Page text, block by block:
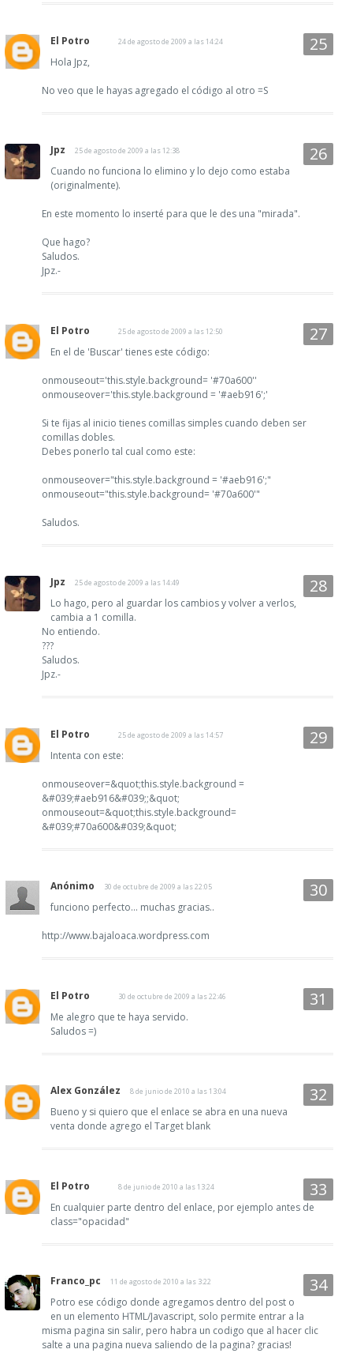
El Potro 24 de agosto de 2009 a las 14:24
Hola Jpz,
No veo que le hayas agregado el código al otro =S
Jpz 25 de agosto de 2009 a las 12:38
Cuando no funciona lo elimino y lo dejo como estaba
(originalmente).
En este momento lo inserté para que le des una "mirada".
Que hago?
Saludos.
Jpz.-
El Potro 25 de agosto de 2009 a las 12:50
En el de 'Buscar' tienes este código:
onmouseout='this.style.background= '#70a600''
onmouseover='this.style.background = '#aeb916';'
Si te fijas al inicio tienes comillas simples cuando deben ser
comillas dobles.
Debes ponerlo tal cual como este:
onmouseover="this.style.background = '#aeb916';"
onmouseout="this.style.background= '#70a600'"
Saludos.
Jpz 25 de agosto de 2009 a las 14:49
Lo hago, pero al guardar los cambios y volver a verlos,
cambia a 1 comilla.
No entiendo.
???
Saludos.
Jpz.-
El Potro 25 de agosto de 2009 a las 14:57
Intenta con este:
onmouseover=&quot;this.style.background =
&#039;#aeb916&#039;;&quot;
onmouseout=&quot;this.style.background=
&#039;#70a600&#039;&quot;
Anónimo 30 de octubre de 2009 a las 22:05
funciono perfecto... muchas gracias..
http://www.bajaloaca.wordpress.com
El Potro 30 de octubre de 2009 a las 22:46
Me alegro que te haya servido.
Saludos =)
Alex González 8 de junio de 2010 a las 13:04
Bueno y si quiero que el enlace se abra en una nueva
venta donde agrego el Target blank
El Potro 8 de junio de 2010 a las 13:24
En cualquier parte dentro del enlace, por ejemplo antes de
class="opacidad"
Franco_pc 11 de agosto de 2010 a las 3:22
Potro ese código donde agregamos dentro del post o
en un elemento HTML/Javascript, solo permite entrar a la
misma pagina sin salir, pero habra un codigo que al hacer clic
salte a una pagina nueva saliendo de la pagina? gracias!